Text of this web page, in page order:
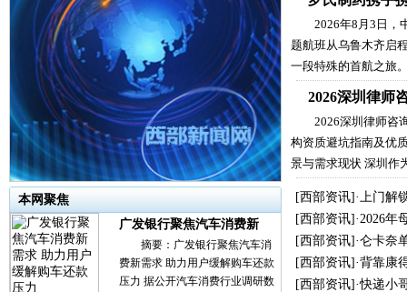
2026年8月3日
题航班从乌鲁木齐启
一段特殊的首航之旅
2026深圳律师
2026深圳律师咨
构资质避坑指南及优
景与需求现状 深圳
本网聚焦
广发银行聚焦汽车消费新
摘要：广发银行聚焦汽车消
费新需求 助力用户缓解购车还款
压力 据公开汽车消费行业调研数
[西部资讯]·上门解
[西部资讯]·2026年
[西部资讯]·仑卡奈
[西部资讯]·背靠康
[西部资讯]·快递小